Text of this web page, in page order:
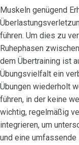
Muskeln genügend
führen. Um dies zu
Ruhephasen
dem Übertraining ist
Übungsvielfalt ein
Übungen wiederholt
führen, in der keine
wichtig, regelmäßig
integrieren, um
und eine